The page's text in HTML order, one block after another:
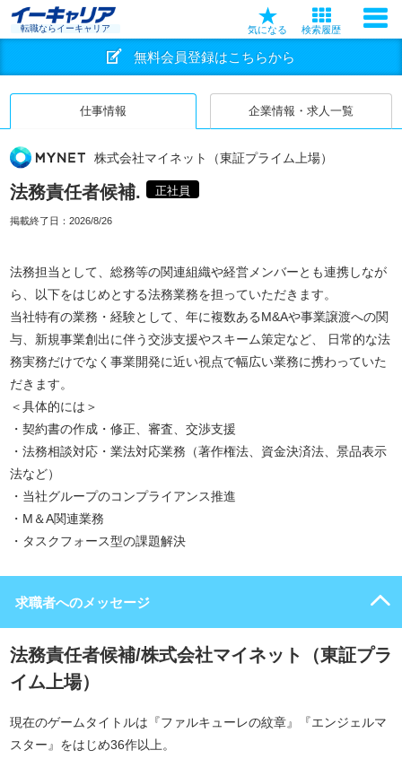
転職ならイーキャリア 気になる 検索履歴
無料会員登録はこちらから
仕事情報 企業情報・求人一覧
株式会社マイネット（東証プライム上場）
法務責任者候補. 正社員
掲載終了日： 2026/8/26
法務担当として、総務等の関連組織や経営メンバーとも連携しなが
ら、以下をはじめとする法務業務を担っていただきます。
当社特有の業務・経験として、年に複数あるM&Aや事業譲渡への関
与、新規事業創出に伴う交渉支援やスキーム策定など、 日常的な法
務実務だけでなく事業開発に近い視点で幅広い業務に携わっていた
だきます。
＜具体的には＞
・契約書の作成・修正、審査、交渉支援
・法務相談対応・業法対応業務（著作権法、資金決済法、景品表示
法など）
・当社グループのコンプライアンス推進
・M＆A関連業務
・タスクフォース型の課題解決
求職者へのメッセージ
法務責任者候補/株式会社マイネット（東証プラ
イム上場）
現在のゲームタイトルは『ファルキューレの紋章』『エンジェルマ
スター』をはじめ36作以上。